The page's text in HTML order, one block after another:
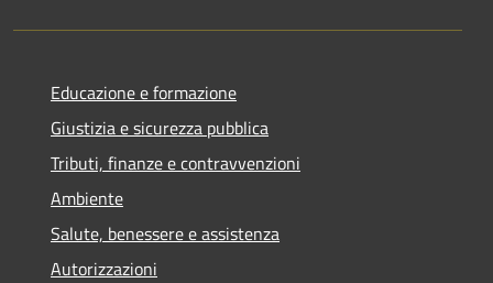
Educazione e formazione
Giustizia e sicurezza pubblica
Tributi, finanze e contravvenzioni
Ambiente
Salute, benessere e assistenza
Autorizzazioni